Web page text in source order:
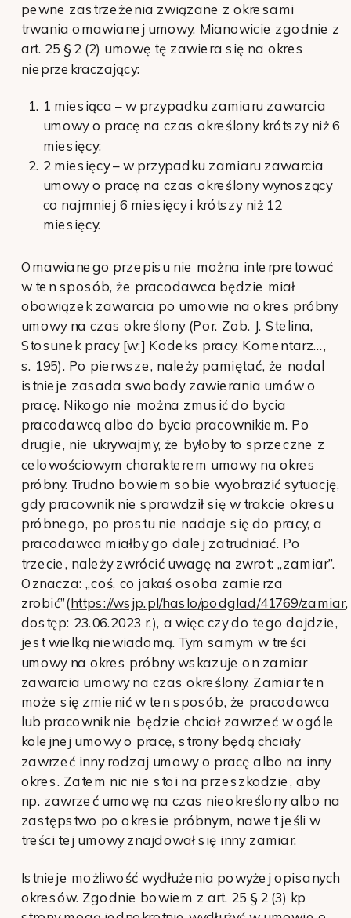
pewne zastrzeżenia związane z okresami
trwania omawianej umowy. Mianowicie zgodnie z
art. 25 § 2 (2) umowę tę zawiera się na okres
nieprzekraczający:
1 miesiąca – w przypadku zamiaru zawarcia
umowy o pracę na czas określony krótszy niż 6
miesięcy;
2 miesięcy – w przypadku zamiaru zawarcia
umowy o pracę na czas określony wynoszący
co najmniej 6 miesięcy i krótszy niż 12
miesięcy.
Omawianego przepisu nie można interpretować
w ten sposób, że pracodawca będzie miał
obowiązek zawarcia po umowie na okres próbny
umowy na czas określony (Por. Zob. J. Stelina,
Stosunek pracy [w:] Kodeks pracy. Komentarz…,
s. 195). Po pierwsze, należy pamiętać, że nadal
istnieje zasada swobody zawierania umów o
pracę. Nikogo nie można zmusić do bycia
pracodawcą albo do bycia pracownikiem. Po
drugie, nie ukrywajmy, że byłoby to sprzeczne z
celowościowym charakterem umowy na okres
próbny. Trudno bowiem sobie wyobrazić sytuację,
gdy pracownik nie sprawdził się w trakcie okresu
próbnego, po prostu nie nadaje się do pracy, a
pracodawca miałby go dalej zatrudniać. Po
trzecie, należy zwrócić uwagę na zwrot: „zamiar”.
Oznacza: „coś, co jakaś osoba zamierza
zrobić”(https://wsjp.pl/haslo/podglad/41769/zamiar,
dostęp: 23.06.2023 r.), a więc czy do tego dojdzie,
jest wielką niewiadomą. Tym samym w treści
umowy na okres próbny wskazuje on zamiar
zawarcia umowy na czas określony. Zamiar ten
może się zmienić w ten sposób, że pracodawca
lub pracownik nie będzie chciał zawrzeć w ogóle
kolejnej umowy o pracę, strony będą chciały
zawrzeć inny rodzaj umowy o pracę albo na inny
okres. Zatem nic nie stoi na przeszkodzie, aby
np. zawrzeć umowę na czas nieokreślony albo na
zastępstwo po okresie próbnym, nawet jeśli w
treści tej umowy znajdował się inny zamiar.
Istnieje możliwość wydłużenia powyżej opisanych
okresów. Zgodnie bowiem z art. 25 § 2 (3) kp